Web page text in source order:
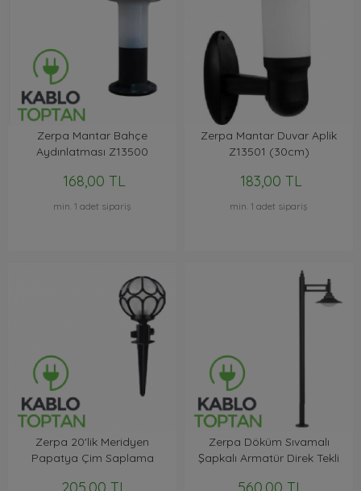
Zerpa Mantar Bahçe
Aydınlatması Z13500
168,00 TL
min. 1 adet sipariş
Zerpa Mantar Duvar Aplik
Z13501 (30cm)
183,00 TL
min. 1 adet sipariş
Zerpa 20'lik Meridyen
Papatya Çim Saplama
Zerpa Döküm Sıvamalı
Şapkalı Armatür Direk Tekli